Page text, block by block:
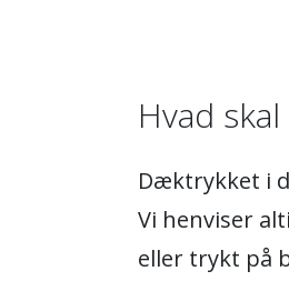
Hvad skal
Dæktrykket i
Vi henviser
eller trykt på